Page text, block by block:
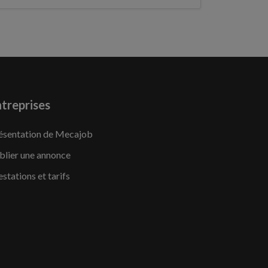
de Mecajob
une annonce
et tarifs